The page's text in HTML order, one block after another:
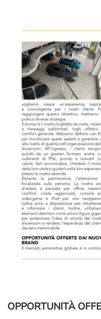
OPPORTUNITÀ